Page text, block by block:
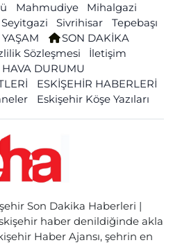
Mahmudiye
Mihalgazi
Seyitgazi Sivrihisar
Tepebaşı
YAŞAM
SON DAKİKA
Sözleşmesi
İletişim
HAVA DURUMU
ESKİŞEHİR HABERLERİ
Eskişehir Köşe Yazıları
Son Dakika Haberleri |
haber denildiğinde akla
Haber Ajansı, şehrin en